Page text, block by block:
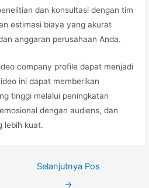
dan konsultasi dengan tim
estimasi biaya yang akurat
anggaran perusahaan Anda.
company profile dapat menjadi
ini dapat memberikan
tinggi melalui peningkatan
dengan audiens, dan
lebih kuat.
Selanjutnya Pos
→